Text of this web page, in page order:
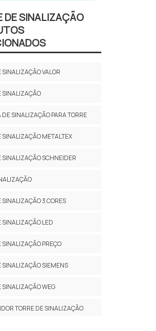
DE SINALIZAÇÃO
SINALIZAÇÃO VALOR
SINALIZAÇÃO
SINALIZAÇÃO PARA TORRE
SINALIZAÇÃO METALTEX
SINALIZAÇÃO SCHNEIDER
SINALIZAÇÃO 3 CORES
SINALIZAÇÃO LED
SINALIZAÇÃO PREÇO
SINALIZAÇÃO SIEMENS
SINALIZAÇÃO WEG
TORRE DE SINALIZAÇÃO